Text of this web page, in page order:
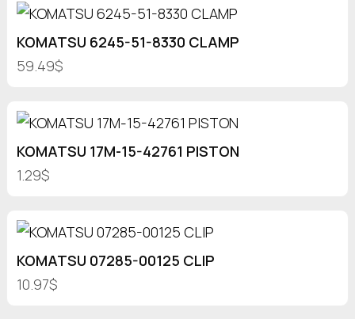
KOMATSU 6245-51-8330 CLAMP
59.49$
KOMATSU 17M-15-42761 PISTON
1.29$
KOMATSU 07285-00125 CLIP
10.97$